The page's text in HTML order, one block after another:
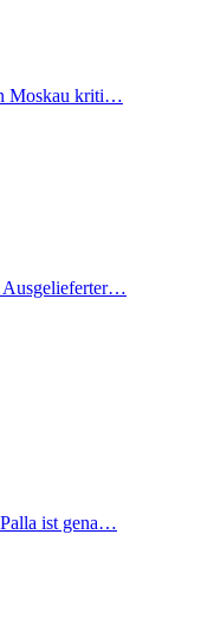
Moskau kriti…
Ausgelieferter…
ist gena…